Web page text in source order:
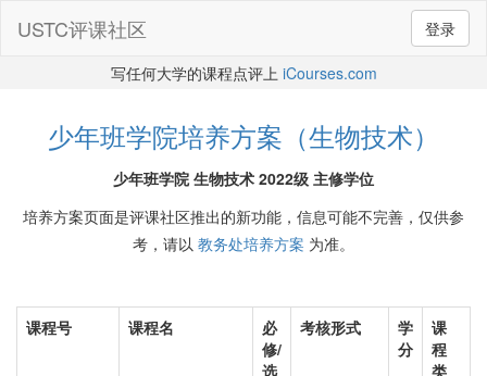
登录
USTC评课社区
写任何大学的课程点评上 iCourses.com
少年班学院培养方案（生物技术）
少年班学院 生物技术 2022级 主修学位
培养方案页面是评课社区推出的新功能，信息可能不完善，仅供参
考，请以 教务处培养方案 为准。
课程号 课程名
必
修/
选
考核形式
学
分
课
程
类